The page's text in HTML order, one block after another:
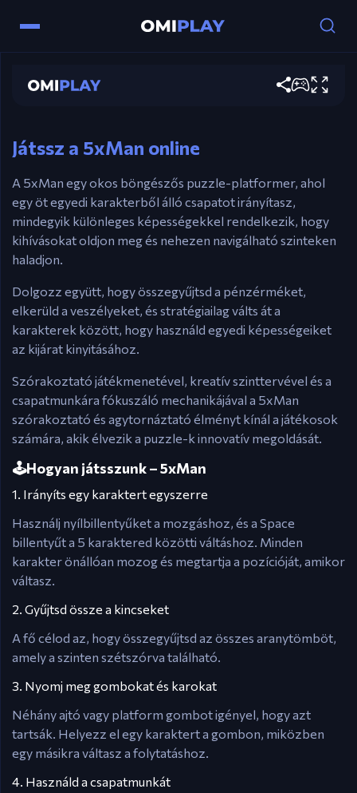
5xMan
Vezérlők
Nyílbillentyűk – Mozogj.
R – Indítsd újra a játékost.
Játssz a 5xMan online
A 5xMan egy okos böngészős puzzle-platformer, ahol
egy öt egyedi karakterből álló csapatot irányítasz,
mindegyik különleges képességekkel rendelkezik, hogy
kihívásokat oldjon meg és nehezen navigálható szinteken
haladjon.
Dolgozz együtt, hogy összegyűjtsd a pénzérméket,
elkerüld a veszélyeket, és stratégiailag válts át a
karakterek között, hogy használd egyedi képességeiket
az kijárat kinyitásához.
Szórakoztató játékmenetével, kreatív szinttervével és a
csapatmunkára fókuszáló mechanikájával a 5xMan
szórakoztató és agytornáztató élményt kínál a játékosok
számára, akik élvezik a puzzle-k innovatív megoldását.
🕹️Hogyan játsszunk – 5xMan
1. Irányíts egy karaktert egyszerre
Használj nyílbillentyűket a mozgáshoz, és a Space
billentyűt a 5 karaktered közötti váltáshoz. Minden
karakter önállóan mozog és megtartja a pozícióját, amikor
váltasz.
2. Gyűjtsd össze a kincseket
A fő célod az, hogy összegyűjtsd az összes aranytömböt,
amely a szinten szétszórva található.
3. Nyomj meg gombokat és karokat
Néhány ajtó vagy platform gombot igényel, hogy azt
tartsák. Helyezz el egy karaktert a gombon, miközben
egy másikra váltasz a folytatáshoz.
4. Használd a csapatmunkát